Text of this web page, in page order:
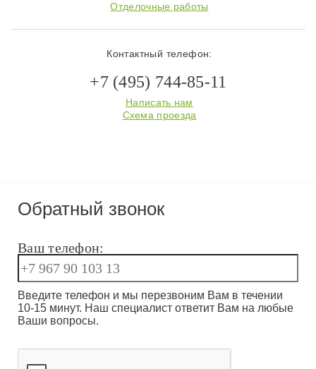
Отделочные работы
Контактный телефон:
+7 (495) 744-85-11
Написать нам
Схема проезда
Обратный звонок
Ваш телефон:
Введите телефон и мы перезвоним Вам в течении
10-15 минут. Наш специалист ответит Вам на любые
Ваши вопросы.